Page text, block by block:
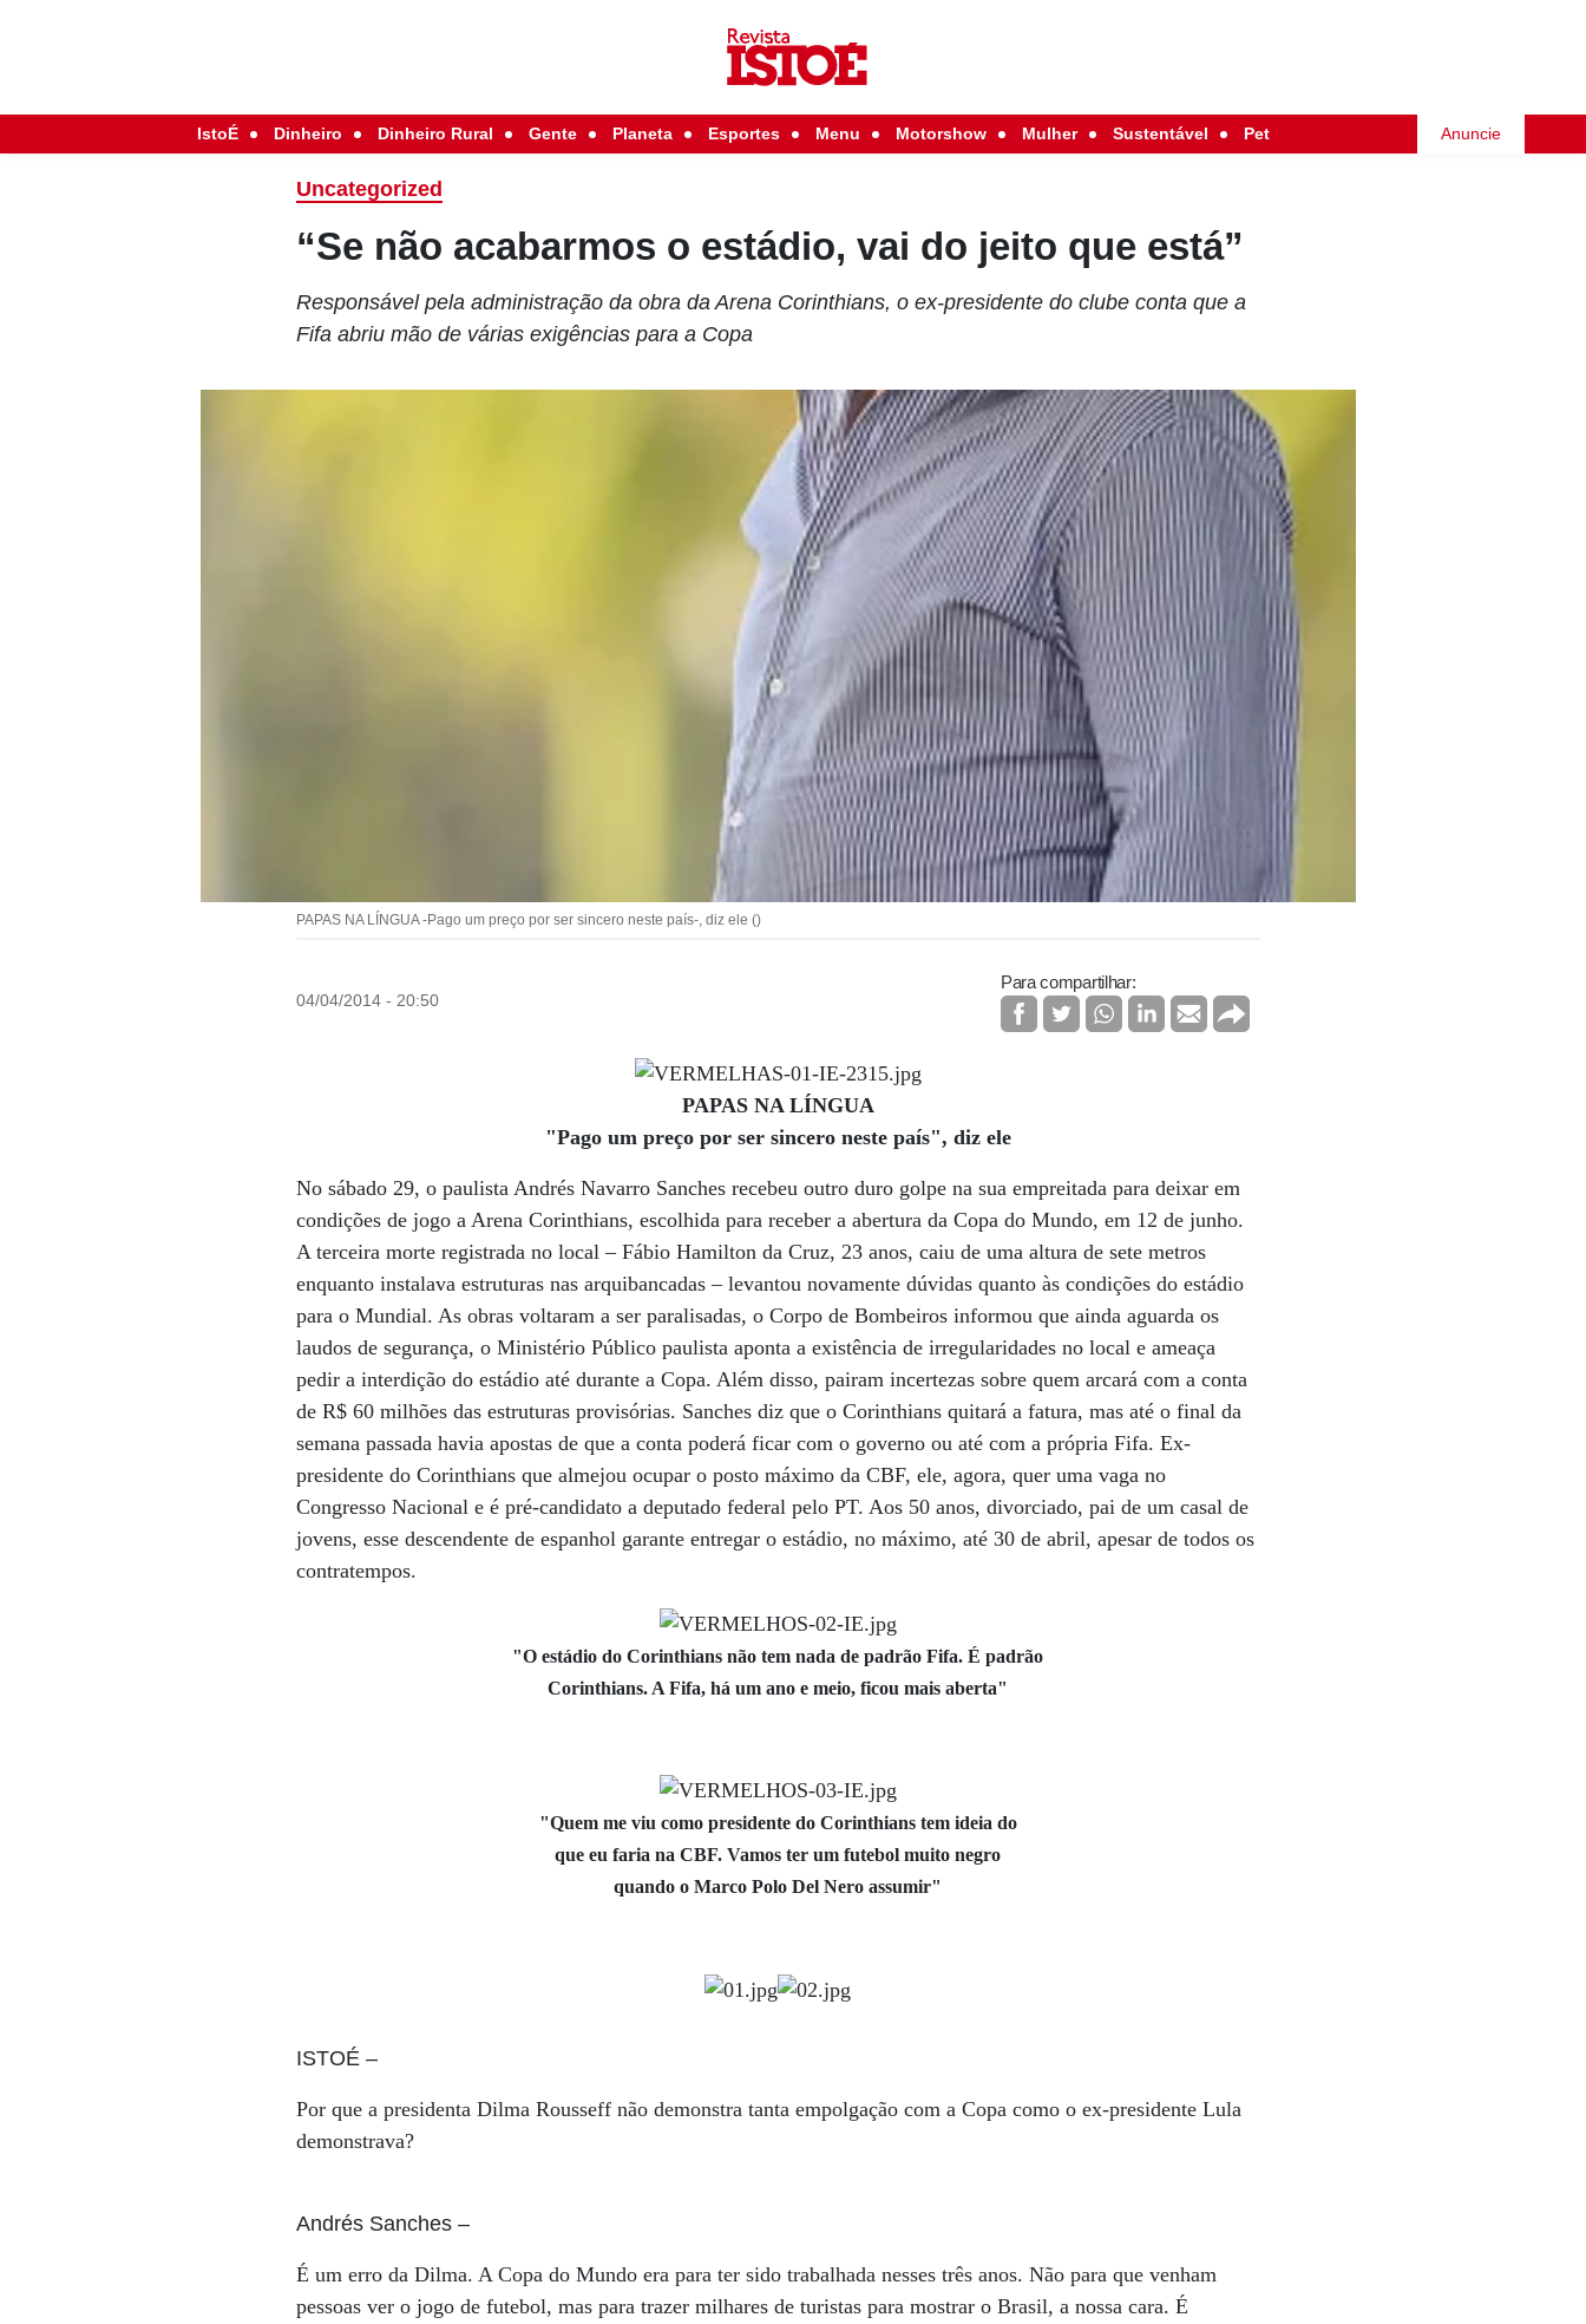
IstoÉ Dinheiro Dinheiro Rural Gente Planeta Esportes Menu Motorshow Mulher Sustentável Pet Anuncie
Uncategorized
“Se não acabarmos o estádio, vai do jeito que está”
Responsável pela administração da obra da Arena Corinthians, o ex-presidente do clube conta que a
Fifa abriu mão de várias exigências para a Copa
PAPAS NA LÍNGUA -Pago um preço por ser sincero neste país-, diz ele ()
04/04/2014 - 20:50
Para compartilhar:
PAPAS NA LÍNGUA
"Pago um preço por ser sincero neste país", diz ele
No sábado 29, o paulista Andrés Navarro Sanches recebeu outro duro golpe na sua empreitada para deixar em
condições de jogo a Arena Corinthians, escolhida para receber a abertura da Copa do Mundo, em 12 de junho.
A terceira morte registrada no local – Fábio Hamilton da Cruz, 23 anos, caiu de uma altura de sete metros
enquanto instalava estruturas nas arquibancadas – levantou novamente dúvidas quanto às condições do estádio
para o Mundial. As obras voltaram a ser paralisadas, o Corpo de Bombeiros informou que ainda aguarda os
laudos de segurança, o Ministério Público paulista aponta a existência de irregularidades no local e ameaça
pedir a interdição do estádio até durante a Copa. Além disso, pairam incertezas sobre quem arcará com a conta
de R$ 60 milhões das estruturas provisórias. Sanches diz que o Corinthians quitará a fatura, mas até o final da
semana passada havia apostas de que a conta poderá ficar com o governo ou até com a própria Fifa. Ex-
presidente do Corinthians que almejou ocupar o posto máximo da CBF, ele, agora, quer uma vaga no
Congresso Nacional e é pré-candidato a deputado federal pelo PT. Aos 50 anos, divorciado, pai de um casal de
jovens, esse descendente de espanhol garante entregar o estádio, no máximo, até 30 de abril, apesar de todos os
contratempos.
"O estádio do Corinthians não tem nada de padrão Fifa. É padrão
Corinthians. A Fifa, há um ano e meio, ficou mais aberta"
"Quem me viu como presidente do Corinthians tem ideia do
que eu faria na CBF. Vamos ter um futebol muito negro
quando o Marco Polo Del Nero assumir"
ISTOÉ –
Por que a presidenta Dilma Rousseff não demonstra tanta empolgação com a Copa como o ex-presidente Lula
demonstrava?
Andrés Sanches –
É um erro da Dilma. A Copa do Mundo era para ter sido trabalhada nesses três anos. Não para que venham
pessoas ver o jogo de futebol, mas para trazer milhares de turistas para mostrar o Brasil, a nossa cara. É